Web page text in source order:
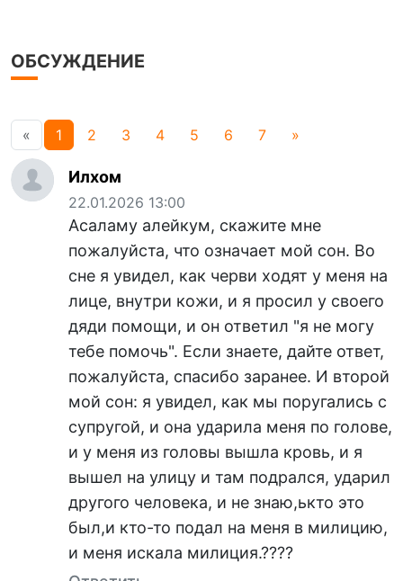
ОБСУЖДЕНИЕ
« 1 2 3 4 5 6 7 »
Илхом
22.01.2026 13:00
Асаламу алейкум, скажите мне
пожалуйста, что означает мой сон. Во
сне я увидел, как черви ходят у меня на
лице, внутри кожи, и я просил у своего
дяди помощи, и он ответил "я не могу
тебе помочь". Если знаете, дайте ответ,
пожалуйста, спасибо заранее. И второй
мой сон: я увидел, как мы поругались с
супругой, и она ударила меня по голове,
и у меня из головы вышла кровь, и я
вышел на улицу и там подрался, ударил
другого человека, и не знаю,ькто это
был,и кто-то подал на меня в милицию,
и меня искала милиция.????